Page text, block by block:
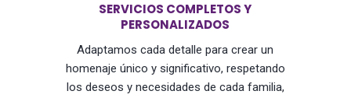
SERVICIOS COMPLETOS Y
PERSONALIZADOS
Adaptamos cada detalle para crear un
homenaje único y significativo, respetando
los deseos y necesidades de cada familia,